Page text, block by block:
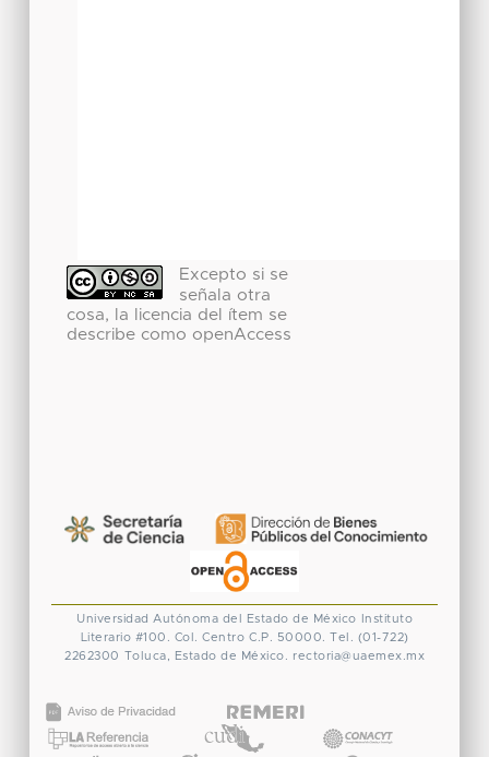
Excepto si se
señala otra
cosa, la licencia del ítem se
describe como openAccess
Universidad Autónoma del Estado de México
Instituto
Literario #100. Col. Centro C.P. 50000. Tel. (01-722)
2262300 Toluca, Estado de México. rectoria@uaemex.mx